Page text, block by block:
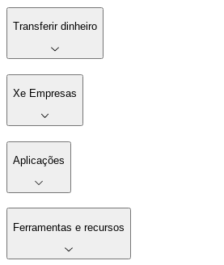
Transferir dinheiro
Xe Empresas
Aplicações
Ferramentas e recursos